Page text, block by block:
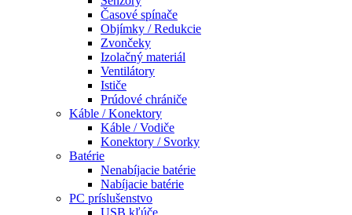
Časové spínače
Objímky / Redukcie
Zvončeky
Izolačný materiál
Ventilátory
Ističe
Prúdové chrániče
Káble / Konektory
Káble / Vodiče
Konektory / Svorky
Batérie
Nenabíjacie batérie
Nabíjacie batérie
PC príslušenstvo
USB kľúče